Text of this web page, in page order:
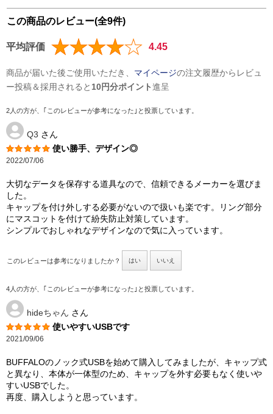
この商品のレビュー(全9件)
平均評価 4.45
商品が届いた後ご使用いただき、 マイページの注文履歴からレビュ
ー投稿＆採用されると 10円分ポイント進呈
2人の方が、｢このレビューが参考になった｣と投票しています。
Q3 さん
使い勝手、デザイン◎
2022/07/06
大切なデータを保存する道具なので、信頼できるメーカーを選びま
した。
キャップを付け外しする必要がないので扱いも楽です。リング部分
にマスコットを付けて紛失防止対策しています。
シンプルでおしゃれなデザインなので気に入っています。
このレビューは参考になりましたか？ はい いいえ
4人の方が、｢このレビューが参考になった｣と投票しています。
hideちゃん さん
使いやすいUSBです
2021/09/06
BUFFALOのノック式USBを始めて購入してみましたが、キャップ式
と異なり、本体が一体型のため、キャップを外す必要もなく使いや
すいUSBでした。
再度、購入しようと思っています。